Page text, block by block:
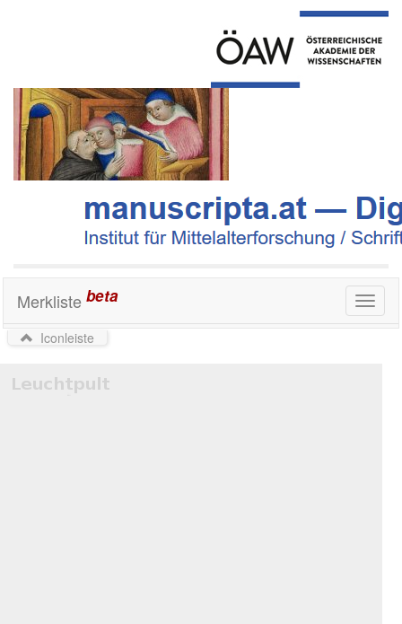
Toggle
Merkliste beta
Iconleiste